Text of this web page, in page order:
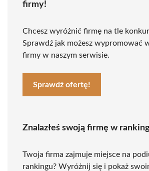
firmy!
Chcesz wyróżnić firmę na tle
Sprawdź jak możesz wypromować
firmy w naszym serwisie.
Sprawdź ofertę!
Znalazłeś swoją firmę w
Twoja firma zajmuje miejsce na
rankingu? Wyróżnij się i pokaż